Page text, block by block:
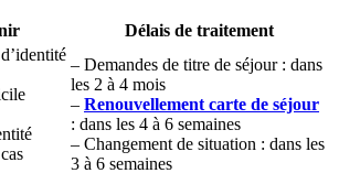
Délais de traitement
– Demandes de titre de séjour : dans
les 2 à 4 mois
– Renouvellement carte de séjour
: dans les 4 à 6 semaines
– Changement de situation : dans les
3 à 6 semaines